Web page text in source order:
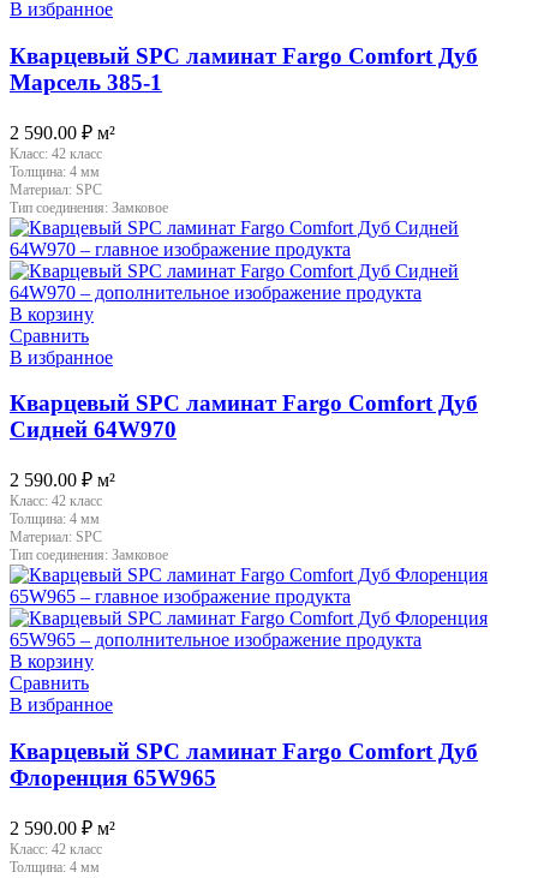
В избранное
Кварцевый SPC ламинат Fargo Comfort Дуб
Марсель 385-1
2 590.00 ₽ м²
Класс: 42 класс
Толщина: 4 мм
Материал: SPC
Тип соединения: Замковое
В корзину
Сравнить
В избранное
Кварцевый SPC ламинат Fargo Comfort Дуб
Сидней 64W970
2 590.00 ₽ м²
Класс: 42 класс
Толщина: 4 мм
Материал: SPC
Тип соединения: Замковое
В корзину
Сравнить
В избранное
Кварцевый SPC ламинат Fargo Comfort Дуб
Флоренция 65W965
2 590.00 ₽ м²
Класс: 42 класс
Толщина: 4 мм